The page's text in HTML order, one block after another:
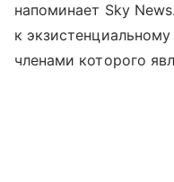
напоминает Sky
к
членами которого